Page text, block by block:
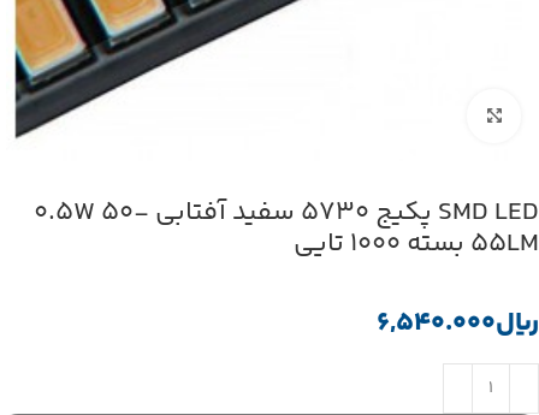
SMD LED پکیج 5730 سفید آفتابی 0.5W 50-
55LM بسته 1000 تایی
﷼